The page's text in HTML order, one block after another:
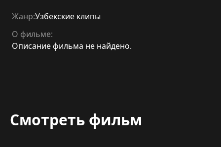
Жанр:Узбекские клипы
О фильме:
Описание фильма не найдено.
Смотреть фильм